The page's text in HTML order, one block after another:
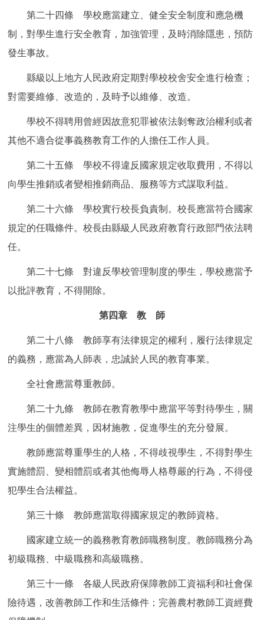
第二十四條 學校應當建立、健全安全制度和應急機
制，對學生進行安全教育，加強管理，及時消除隱患，預防
發生事故。
縣級以上地方人民政府定期對學校校舍安全進行檢查；
對需要維修、改造的，及時予以維修、改造。
學校不得聘用曾經因故意犯罪被依法剝奪政治權利或者
其他不適合從事義務教育工作的人擔任工作人員。
第二十五條 學校不得違反國家規定收取費用，不得以
向學生推銷或者變相推銷商品、服務等方式謀取利益。
第二十六條 學校實行校長負責制。校長應當符合國家
規定的任職條件。校長由縣級人民政府教育行政部門依法聘
任。
第二十七條 對違反學校管理制度的學生，學校應當予
以批評教育，不得開除。
第四章 教 師
第二十八條 教師享有法律規定的權利，履行法律規定
的義務，應當為人師表，忠誠於人民的教育事業。
全社會應當尊重教師。
第二十九條 教師在教育教學中應當平等對待學生，關
注學生的個體差異，因材施教，促進學生的充分發展。
教師應當尊重學生的人格，不得歧視學生，不得對學生
實施體罰、變相體罰或者其他侮辱人格尊嚴的行為，不得侵
犯學生合法權益。
第三十條 教師應當取得國家規定的教師資格。
國家建立統一的義務教育教師職務制度。教師職務分為
初級職務、中級職務和高級職務。
第三十一條 各級人民政府保障教師工資福利和社會保
險待遇，改善教師工作和生活條件；完善農村教師工資經費